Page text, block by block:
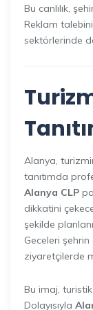
Bu canlılık,
Reklam
sektörlerinde
Alanya,
tanıtımda
Alanya CLP
dikkatini
şekilde
Geceleri
ziyaretçilerde
Bu imaj,
Dolayısıyla